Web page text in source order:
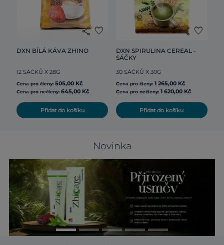
share favorite
DXN BÍLÁ KÁVA ZHINO
12 SÁČKŮ X 28G
Cena pro členy:505,00 Kč
Cena pro nečleny:645,00 Kč
Přidat do košíku
share favorite
DXN SPIRULINA CEREAL -
SÁČKY
30 SÁČKŮ X 30G
Cena pro členy: 1 265,00 Kč
Cena pro nečleny: 1 620,00 Kč
Přidat do košíku
Novinka